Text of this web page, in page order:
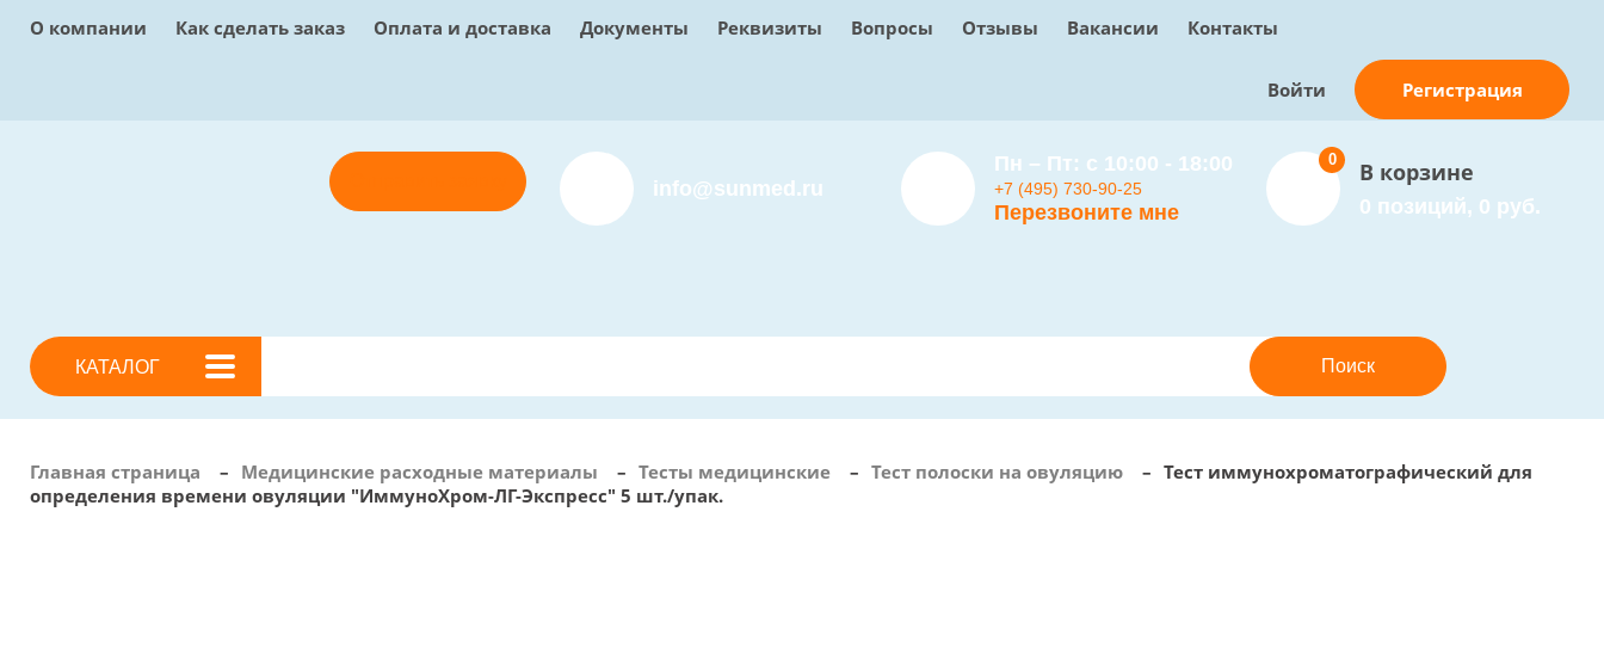
О компании Как сделать заказ Оплата и доставка Документы Реквизиты Вопросы Отзывы Вакансии Контакты
Войти Регистрация
info@sunmed.ru
Пн – Пт: с 10:00 - 18:00
+7 (495) 730-90-25
Перезвоните мне
В корзине
0 позиций, 0 руб.
0
КАТАЛОГ
Главная страница – Медицинские расходные материалы – Тесты медицинские – Тест полоски на овуляцию – Тест иммунохроматографический для
определения времени овуляции "ИммуноХром-ЛГ-Экспресс" 5 шт./упак.